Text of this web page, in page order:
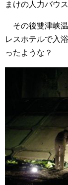
まけの人力バウス
その後雙津峡
レスホテルで入
ったような？